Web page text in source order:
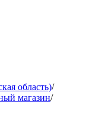
область)/
магазин/